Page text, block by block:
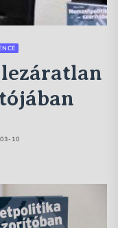
10